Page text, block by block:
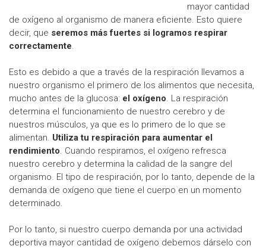
mayor cantidad
de oxígeno al organismo de manera eficiente. Esto quiere
decir, que seremos más fuertes si logramos respirar
correctamente.
Esto es debido a que a través de la respiración llevamos a
nuestro organismo el primero de los alimentos que necesita,
mucho antes de la glucosa: el oxígeno. La respiración
determina el funcionamiento de nuestro cerebro y de
nuestros músculos, ya que es lo primero de lo que se
alimentan. Utiliza tu respiración para aumentar el
rendimiento. Cuando respiramos, el oxígeno refresca
nuestro cerebro y determina la calidad de la sangre del
organismo. El tipo de respiración, por lo tanto, depende de la
demanda de oxígeno que tiene el cuerpo en un momento
determinado.
Por lo tanto, si nuestro cuerpo demanda por una actividad
deportiva mayor cantidad de oxígeno debemos dárselo con